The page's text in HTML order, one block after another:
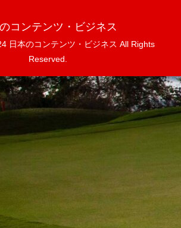
コンテンツ・ビジネス
日本のコンテンツ・ビジネス All Rights
Reserved.